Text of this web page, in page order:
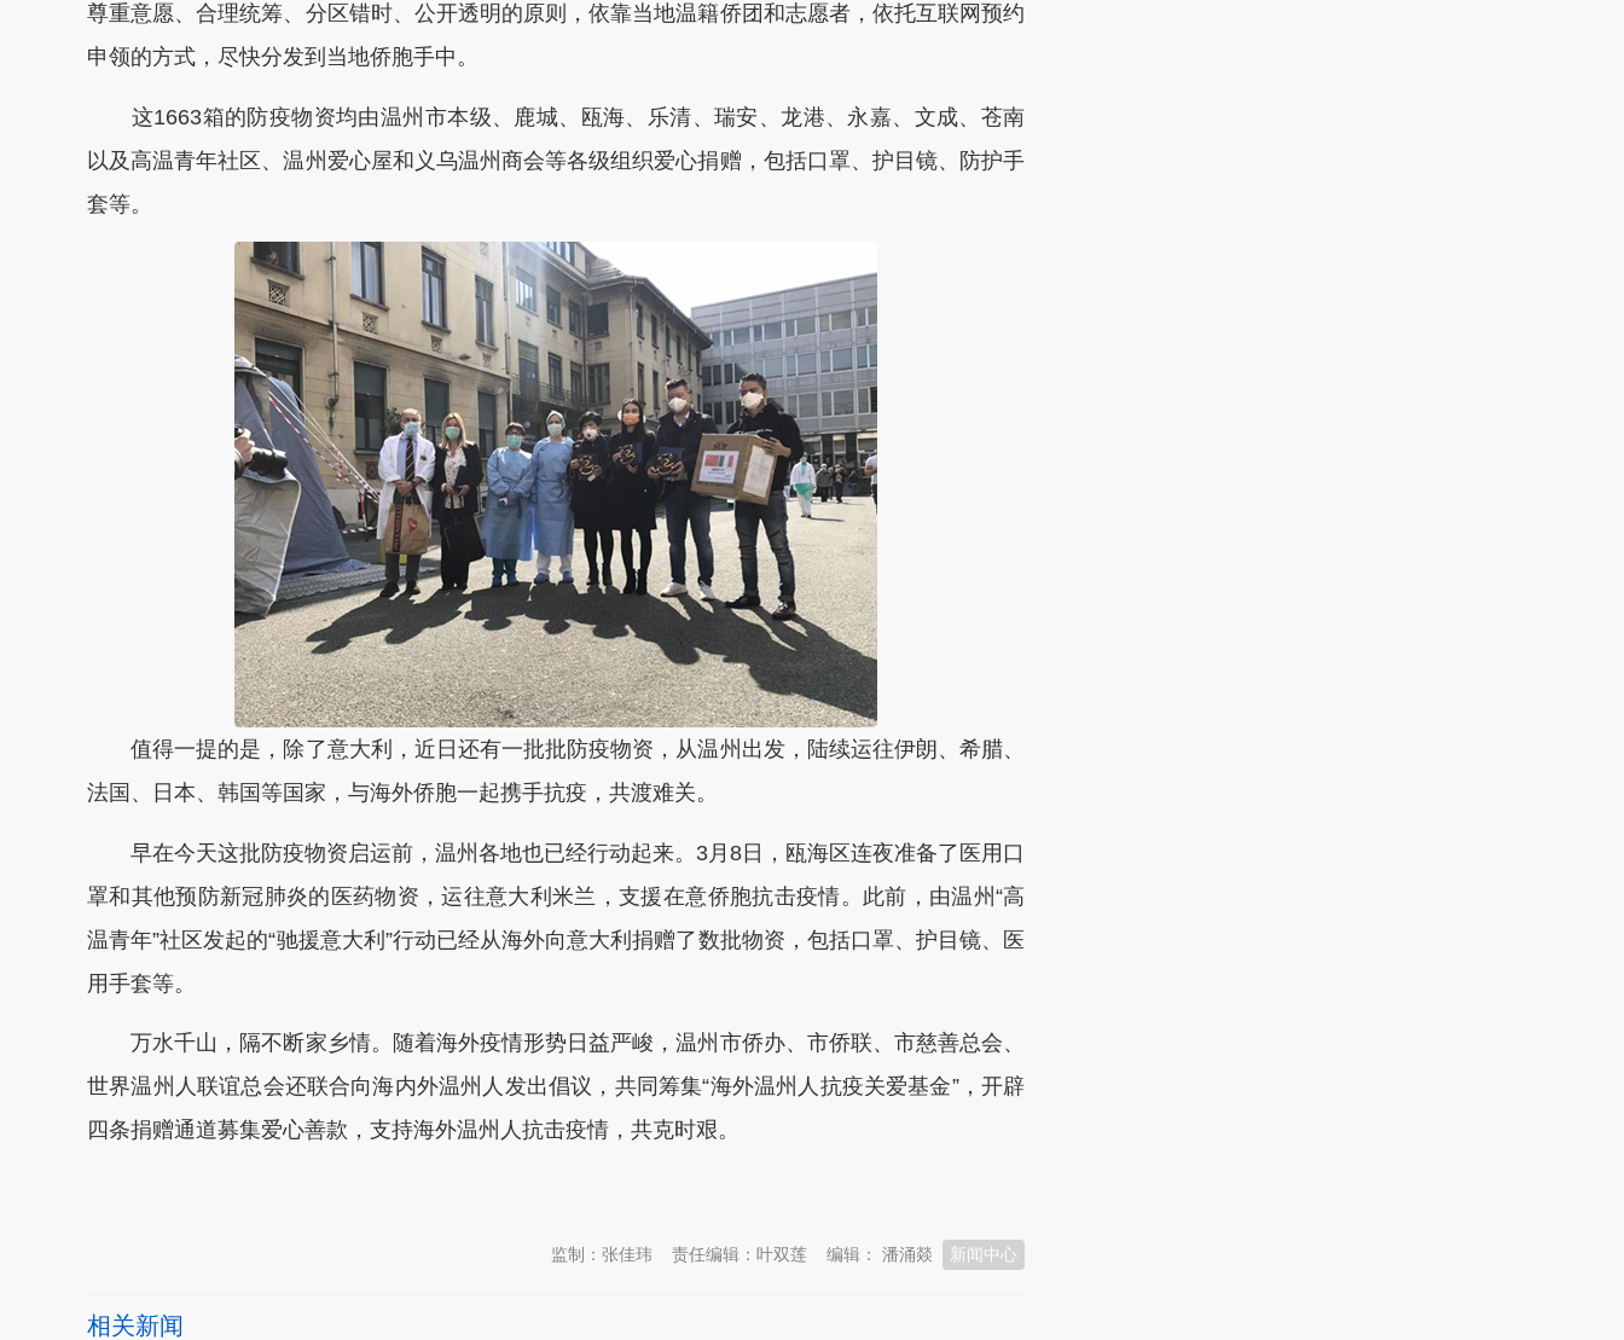
尊重意愿、合理统筹、分区错时、公开透明的原则，依靠当地温籍侨团和志愿者，依托互联网预约
申领的方式，尽快分发到当地侨胞手中。
这1663箱的防疫物资均由温州市本级、鹿城、瓯海、乐清、瑞安、龙港、永嘉、文成、苍南
以及高温青年社区、温州爱心屋和义乌温州商会等各级组织爱心捐赠，包括口罩、护目镜、防护手
套等。
值得一提的是，除了意大利，近日还有一批批防疫物资，从温州出发，陆续运往伊朗、希腊、
法国、日本、韩国等国家，与海外侨胞一起携手抗疫，共渡难关。
早在今天这批防疫物资启运前，温州各地也已经行动起来。3月8日，瓯海区连夜准备了医用口
罩和其他预防新冠肺炎的医药物资，运往意大利米兰，支援在意侨胞抗击疫情。此前，由温州“高
温青年”社区发起的“驰援意大利”行动已经从海外向意大利捐赠了数批物资，包括口罩、护目镜、医
用手套等。
万水千山，隔不断家乡情。随着海外疫情形势日益严峻，温州市侨办、市侨联、市慈善总会、
世界温州人联谊总会还联合向海内外温州人发出倡议，共同筹集“海外温州人抗疫关爱基金”，开辟
四条捐赠通道募集爱心善款，支持海外温州人抗击疫情，共克时艰。
新闻中心
编辑： 潘涌燚
责任编辑：叶双莲
监制：张佳玮
相关新闻